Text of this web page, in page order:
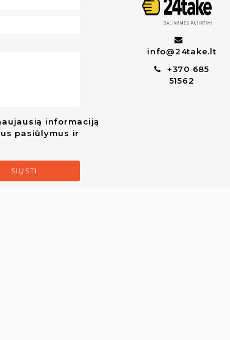
informaciją
pasiūlymus ir
SIŲSTI
info@24take.lt
+370 685
51562